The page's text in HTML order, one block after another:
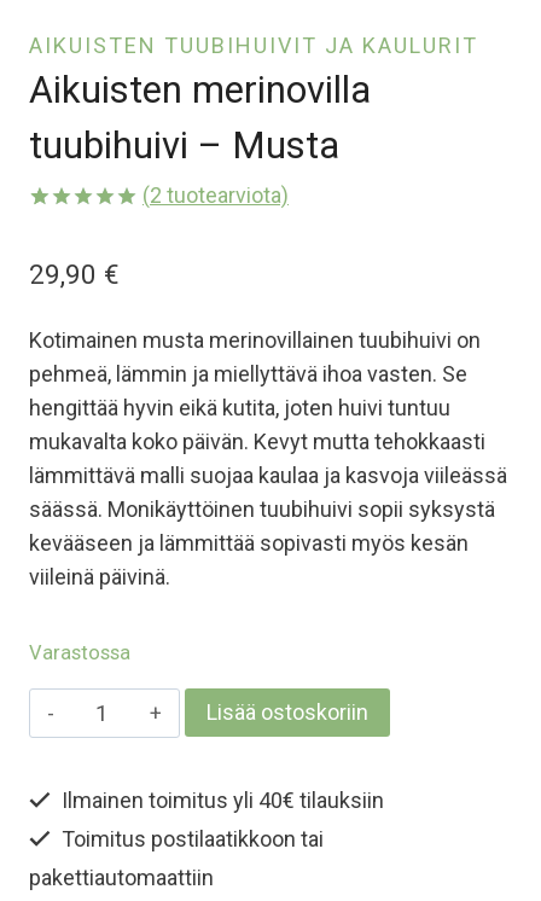
AIKUISTEN TUUBIHUIVIT JA KAULURIT
Aikuisten merinovilla
tuubihuivi – Musta
perustuen
asiakkaan
(2 tuotearviota)
29,90 €
Kotimainen musta merinovillainen tuubihuivi on
pehmeä, lämmin ja miellyttävä ihoa vasten. Se
hengittää hyvin eikä kutita, joten huivi tuntuu
mukavalta koko päivän. Kevyt mutta tehokkaasti
lämmittävä malli suojaa kaulaa ja kasvoja viileässä
säässä. Monikäyttöinen tuubihuivi sopii syksystä
kevääseen ja lämmittää sopivasti myös kesän
viileinä päivinä.
Varastossa
Aikuisten
merinovilla
-
Musta
määrä
Lisää ostoskoriin
Ilmainen toimitus yli 40€ tilauksiin
Toimitus postilaatikkoon tai
pakettiautomaattiin